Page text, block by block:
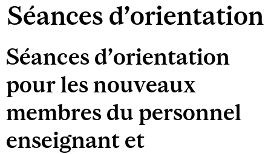
Séances d’orientation
Séances d’orientation
pour les nouveaux
membres du personnel
enseignant et